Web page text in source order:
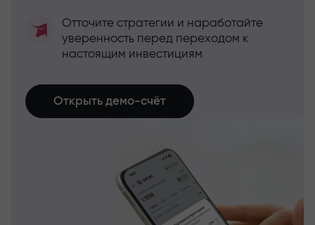
Отточите стратегии и наработайте
уверенность перед переходом к
настоящим инвестициям
Открыть демо-счёт